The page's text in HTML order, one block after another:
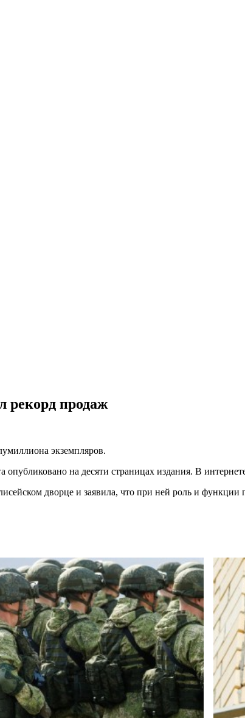
рекорд продаж
экземпляров.
на десяти страницах издания. В
дворце и заявила, что при ней роль и